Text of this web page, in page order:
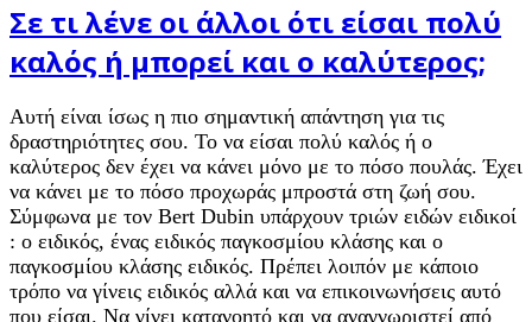
Σε τι λένε οι άλλοι ότι είσαι πολύ
καλός ή μπορεί και ο καλύτερος;
Αυτή είναι ίσως η πιο σημαντική απάντηση για τις
δραστηριότητες σου. Το να είσαι πολύ καλός ή ο
καλύτερος δεν έχει να κάνει μόνο με το πόσο πουλάς. Έχει
να κάνει με το πόσο προχωράς μπροστά στη ζωή σου.
Σύμφωνα με τον Bert Dubin υπάρχουν τριών ειδών ειδικοί
: ο ειδικός, ένας ειδικός παγκοσμίου κλάσης και ο
παγκοσμίου κλάσης ειδικός. Πρέπει λοιπόν με κάποιο
τρόπο να γίνεις ειδικός αλλά και να επικοινωνήσεις αυτό
που είσαι. Να γίνει κατανοητό και να αναγνωριστεί από